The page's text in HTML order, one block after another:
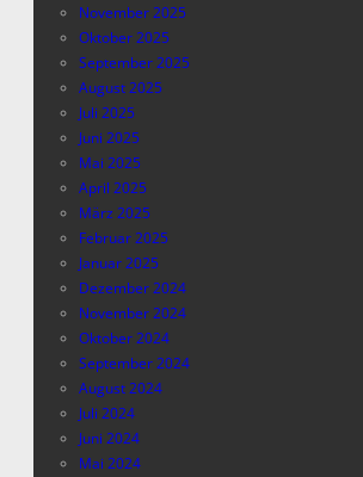
November 2025
Oktober 2025
September 2025
August 2025
Juli 2025
Juni 2025
Mai 2025
April 2025
März 2025
Februar 2025
Januar 2025
Dezember 2024
November 2024
Oktober 2024
September 2024
August 2024
Juli 2024
Juni 2024
Mai 2024